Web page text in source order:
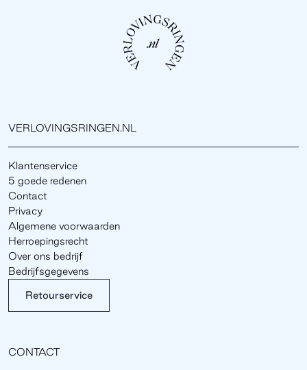
VERLOVINGSRINGEN.NL
Klantenservice
5 goede redenen
Contact
Privacy
Algemene voorwaarden
Herroepingsrecht
Over ons bedrijf
Bedrijfsgegevens
Retourservice
CONTACT